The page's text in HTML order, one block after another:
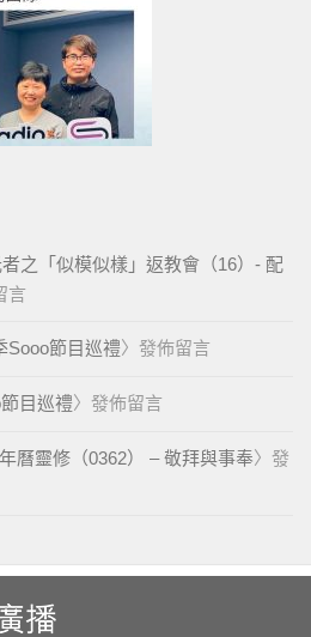
之「似模似樣」返教會（16）- 配
言
Sooo節目巡禮〉發佈留言
目巡禮〉發佈留言
曆靈修（0362） – 敬拜與事奉〉發